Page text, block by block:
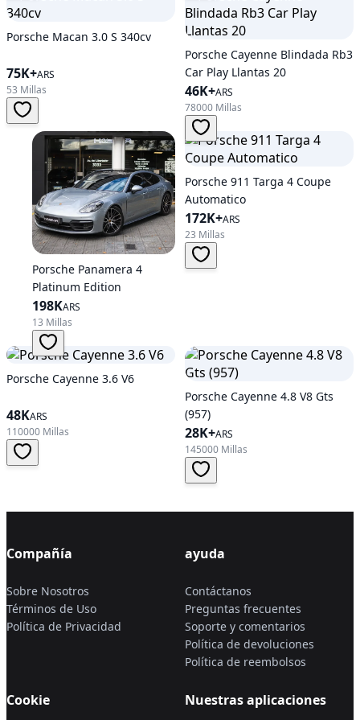
Porsche Macan 3.0 S 340cv
75K+ARS
53 Millas
Porsche Cayenne Blindada Rb3
Car Play Llantas 20
46K+ARS
78000 Millas
Porsche Panamera 4
Platinum Edition
198KARS
13 Millas
Porsche 911 Targa 4 Coupe
Automatico
172K+ARS
23 Millas
Porsche Cayenne 3.6 V6
48KARS
110000 Millas
Porsche Cayenne 4.8 V8 Gts
(957)
28K+ARS
145000 Millas
Compañía
Sobre Nosotros
Términos de Uso
Política de Privacidad
ayuda
Contáctanos
Preguntas frecuentes
Soporte y comentarios
Política de devoluciones
Política de reembolsos
Cookie Nuestras aplicaciones